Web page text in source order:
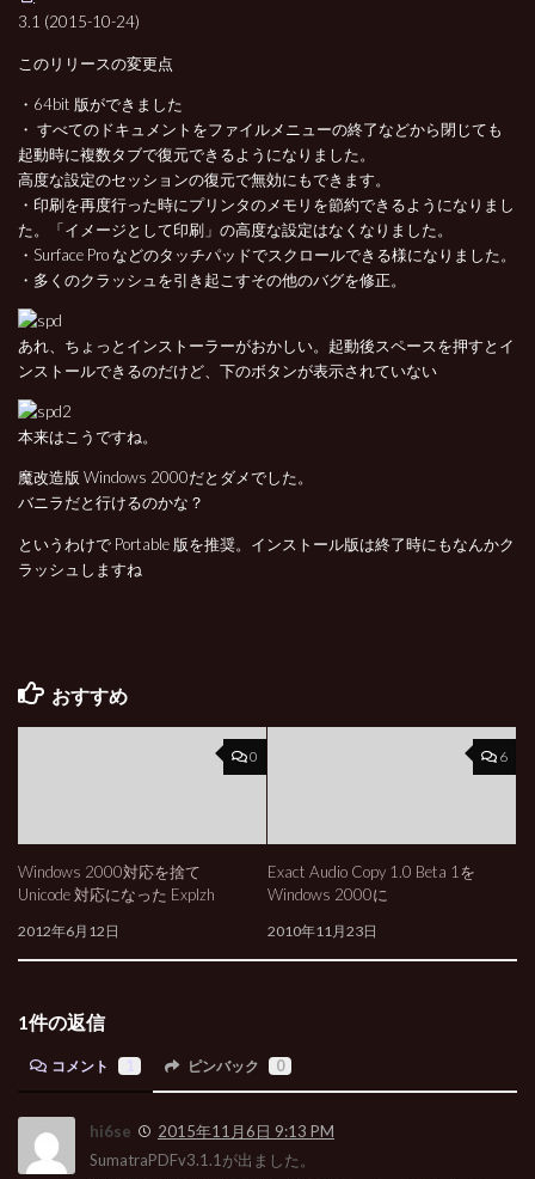
3.1 (2015-10-24)
このリリースの変更点
・64bit 版ができました
・ すべてのドキュメントをファイルメニューの終了などから閉じても
起動時に複数タブで復元できるようになりました。
高度な設定のセッションの復元で無効にもできます。
・印刷を再度行った時にプリンタのメモリを節約できるようになりまし
た。「イメージとして印刷」の高度な設定はなくなりました。
・Surface Pro などのタッチパッドでスクロールできる様になりました。
・多くのクラッシュを引き起こすその他のバグを修正。
あれ、ちょっとインストーラーがおかしい。起動後スペースを押すとイ
ンストールできるのだけど、下のボタンが表示されていない
本来はこうですね。
魔改造版 Windows 2000だとダメでした。
バニラだと行けるのかな？
というわけで Portable 版を推奨。インストール版は終了時にもなんかク
ラッシュしますね
おすすめ
0
Windows 2000対応を捨て
Unicode 対応になった Explzh
2012年6月12日
6
Exact Audio Copy 1.0 Beta 1を
Windows 2000に
2010年11月23日
1件の返信
コメント ピンバック 0
hi6se
2015年11月6日 9:13 PM
SumatraPDFv3.1.1が出ました。